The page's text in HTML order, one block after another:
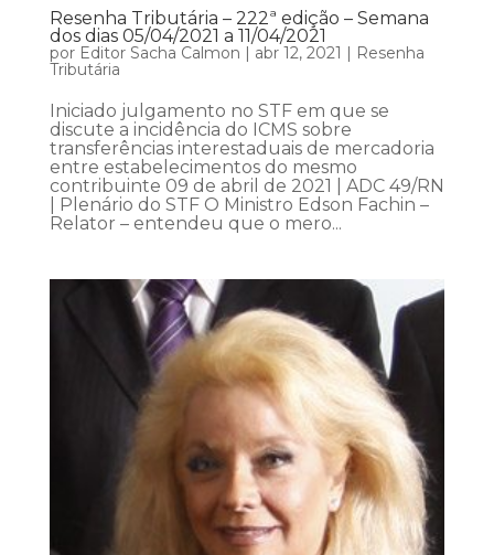
Resenha Tributária – 222ª edição – Semana
dos dias 05/04/2021 a 11/04/2021
por Editor Sacha Calmon | abr 12, 2021 | Resenha
Tributária
Iniciado julgamento no STF em que se
discute a incidência do ICMS sobre
transferências interestaduais de mercadoria
entre estabelecimentos do mesmo
contribuinte 09 de abril de 2021 | ADC 49/RN
| Plenário do STF O Ministro Edson Fachin –
Relator – entendeu que o mero...